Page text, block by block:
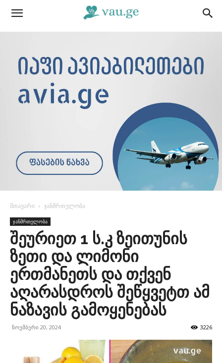
მთავარი ჯანმრთელობა
ჯანმრთელობა
შეურიეთ 1 ს.კ ზეითუნის
ზეთი და ლიმონი
ერთმანეთს და თქვენ
აღარასდროს შეწყვეტთ ამ
ნაზავის გამოყენებას
ნოემბერი 20, 2024 3226